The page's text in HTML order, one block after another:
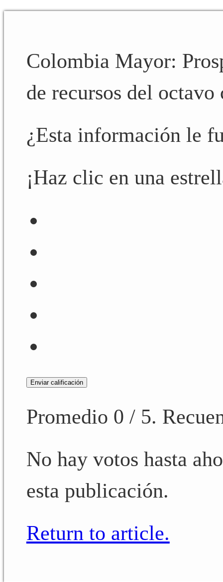
Colombia Mayor:
de recursos del
¿Esta información le
¡Haz clic en una
Enviar calificación
Promedio 0 / 5.
No hay votos hasta
esta publicación.
Return to article.